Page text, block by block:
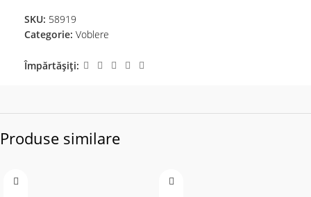
SKU: 58919
Categorie: Voblere
Împărtășiți:
Produse similare